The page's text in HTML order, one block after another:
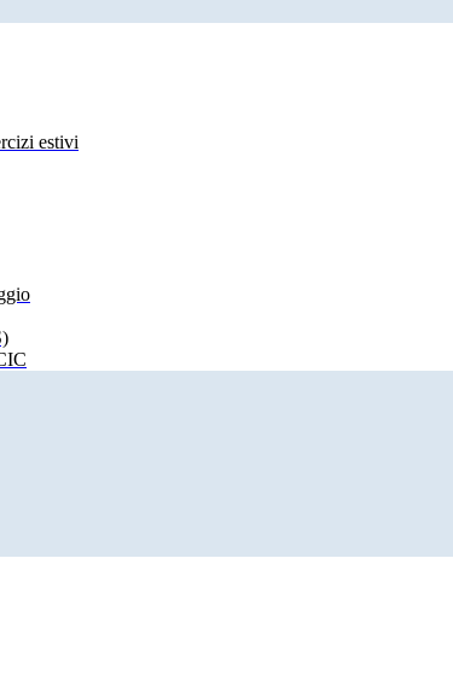
estivi